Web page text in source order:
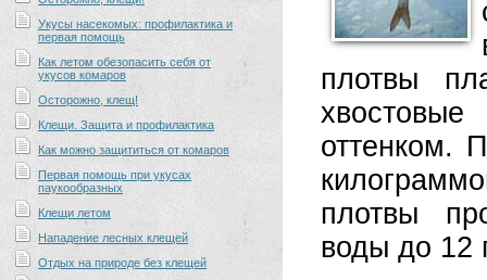
Укусы насекомых: профилактика и
первая помощь
Как летом обезопасить себя от
укусов комаров
Осторожно, клещ!
Клещи. Защита и профилактика
Как можно защититься от комаров
Первая помощь при укусах
паукообразных
Клещи летом
Нападение лесных клещей
Отдых на природе без клещей
плотвы
оттенком.
плотвы
воды до 12